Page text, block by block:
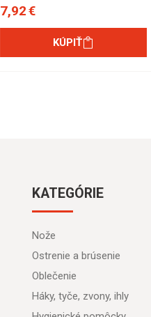
7,92 €
KÚPIŤ
KATEGÓRIE
Nože
Ostrenie a brúsenie
Oblečenie
Háky, tyče, zvony, ihly